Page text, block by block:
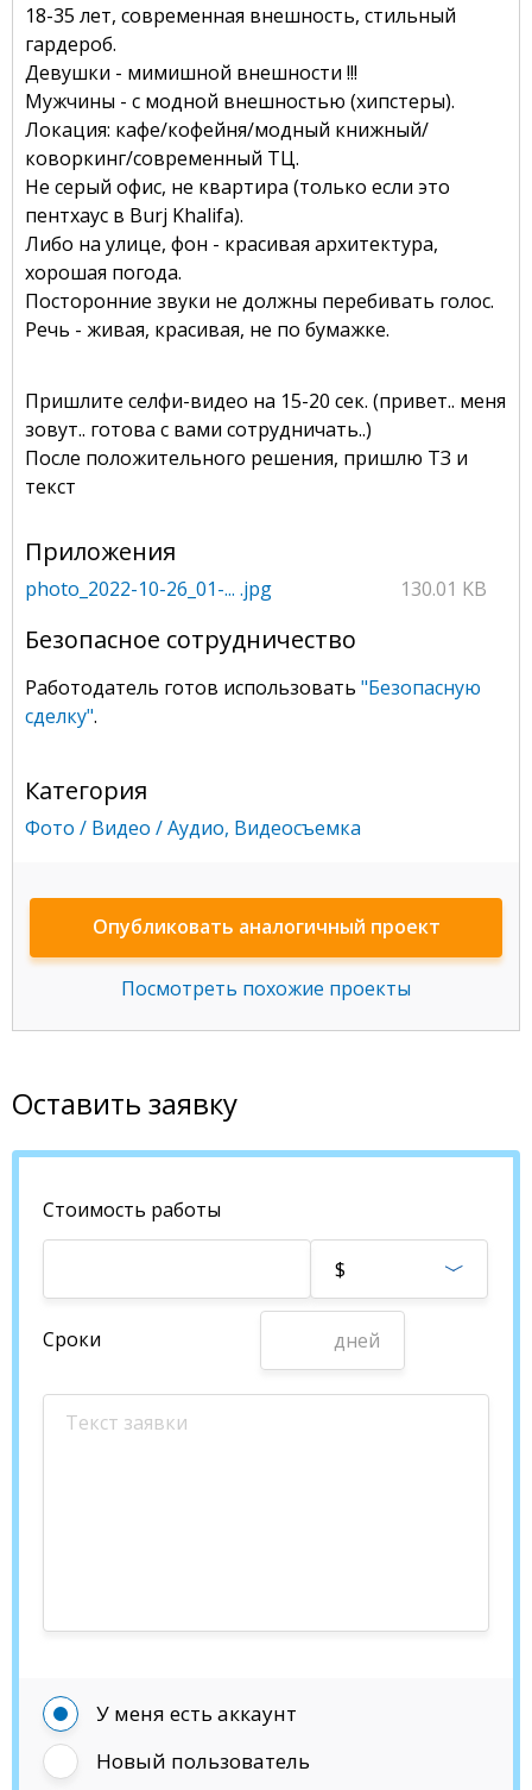
18-35 лет, современная внешность, стильный
гардероб.
Девушки - мимишной внешности !!!
Мужчины - с модной внешностью (хипстеры).
Локация: кафе/кофейня/модный книжный/
коворкинг/современный ТЦ.
Не серый офис, не квартира (только если это
пентхаус в Burj Khalifa).
Либо на улице, фон - красивая архитектура,
хорошая погода.
Посторонние звуки не должны перебивать голос.
Речь - живая, красивая, не по бумажке.
Пришлите селфи-видео на 15-20 сек. (привет.. меня
зовут.. готова с вами сотрудничать..)
После положительного решения, пришлю ТЗ и
текст
Приложения
photo_2022-10-26_01-... .jpg 130.01 KB
Безопасное сотрудничество
Работодатель готов использовать "Безопасную
сделку".
Категория
Фото / Видео / Аудио, Видеосъемка
Опубликовать аналогичный проект
Посмотреть похожие проекты
Оставить заявку
Стоимость работы
$
Сроки дней
У меня есть аккаунт
Новый пользователь